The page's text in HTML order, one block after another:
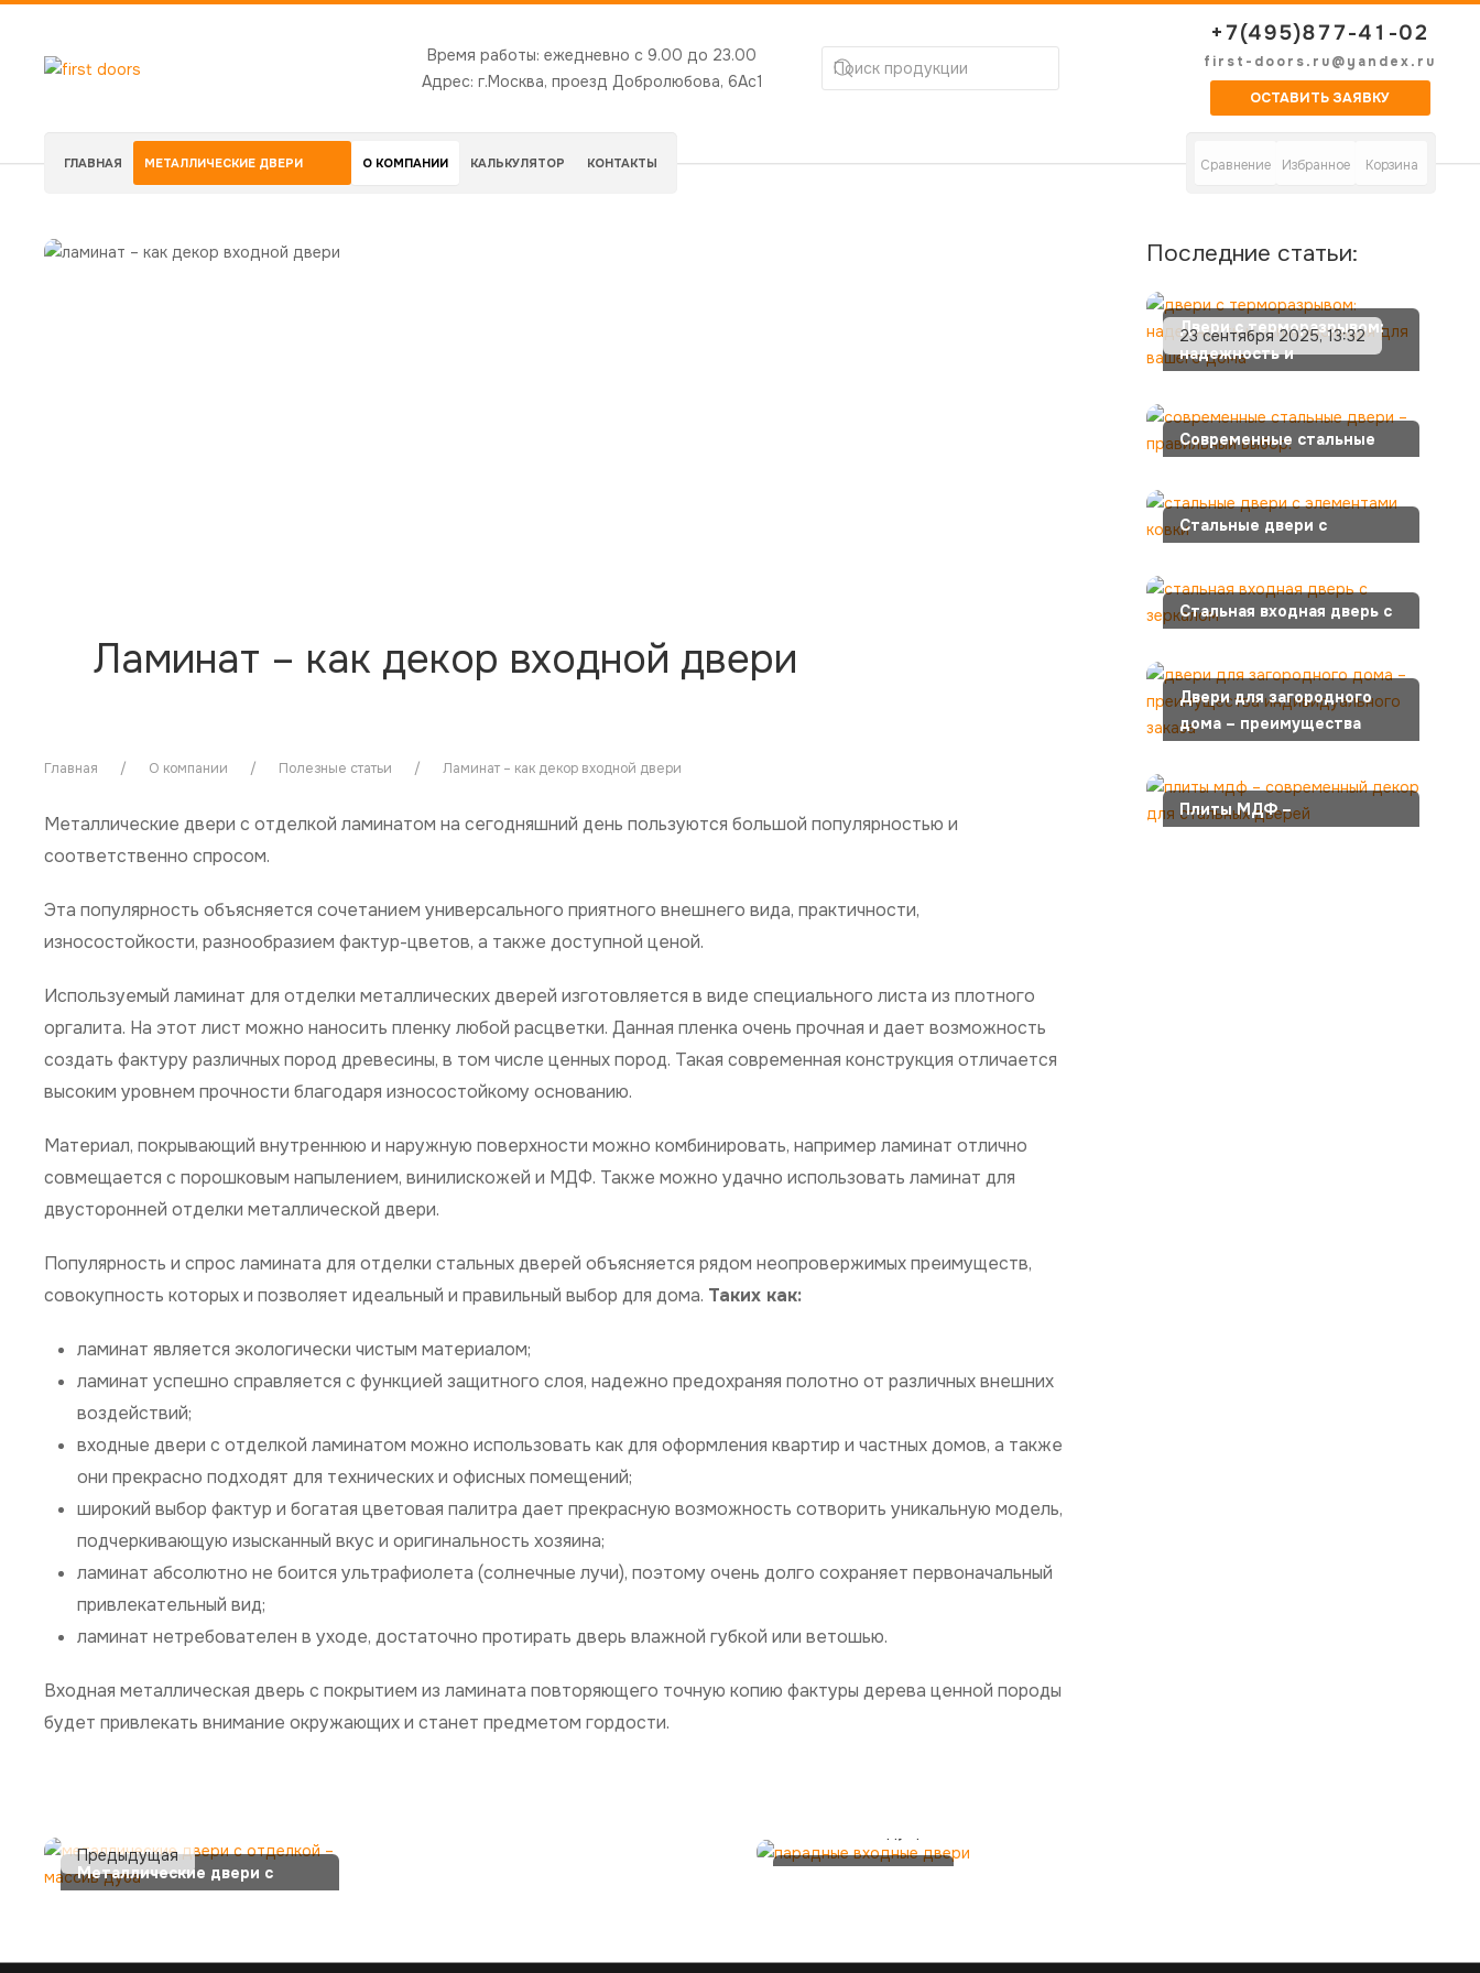
Время работы: ежедневно с 9.00 до 23.00
Адрес: г.Москва, проезд Добролюбова, 6Ас1
+7(495)877-41-02
first-doors.ru@yandex.ru
ОСТАВИТЬ ЗАЯВКУ
ГЛАВНАЯ МЕТАЛЛИЧЕСКИЕ ДВЕРИ О КОМПАНИИ КАЛЬКУЛЯТОР КОНТАКТЫ Сравнение Избранное Корзина
Ламинат – как декор входной двери
Главная О компании Полезные статьи Ламинат – как декор входной двери
Металлические двери с отделкой ламинатом на сегодняшний день пользуются большой популярностью и
соответственно спросом.
Эта популярность объясняется сочетанием универсального приятного внешнего вида, практичности,
износостойкости, разнообразием фактур-цветов, а также доступной ценой.
Используемый ламинат для отделки металлических дверей изготовляется в виде специального листа из плотного
оргалита. На этот лист можно наносить пленку любой расцветки. Данная пленка очень прочная и дает возможность
создать фактуру различных пород древесины, в том числе ценных пород. Такая современная конструкция отличается
высоким уровнем прочности благодаря износостойкому основанию.
Материал, покрывающий внутреннюю и наружную поверхности можно комбинировать, например ламинат отлично
совмещается с порошковым напылением, винилискожей и МДФ. Также можно удачно использовать ламинат для
двусторонней отделки металлической двери.
Популярность и спрос ламината для отделки стальных дверей объясняется рядом неопровержимых преимуществ,
совокупность которых и позволяет идеальный и правильный выбор для дома. Таких как:
ламинат является экологически чистым материалом;
ламинат успешно справляется с функцией защитного слоя, надежно предохраняя полотно от различных внешних
воздействий;
входные двери с отделкой ламинатом можно использовать как для оформления квартир и частных домов, а также
они прекрасно подходят для технических и офисных помещений;
широкий выбор фактур и богатая цветовая палитра дает прекрасную возможность сотворить уникальную модель,
подчеркивающую изысканный вкус и оригинальность хозяина;
ламинат абсолютно не боится ультрафиолета (солнечные лучи), поэтому очень долго сохраняет первоначальный
привлекательный вид;
ламинат нетребователен в уходе, достаточно протирать дверь влажной губкой или ветошью.
Входная металлическая дверь с покрытием из ламината повторяющего точную копию фактуры дерева ценной породы
будет привлекать внимание окружающих и станет предметом гордости.
Металлические двери с
Последние статьи:
Двери с терморазрывом:
надежность и
23 сентября 2025, 13:32
Современные стальные
Стальные двери с
Стальная входная дверь с
Двери для загородного
дома – преимущества
Плиты МДФ –